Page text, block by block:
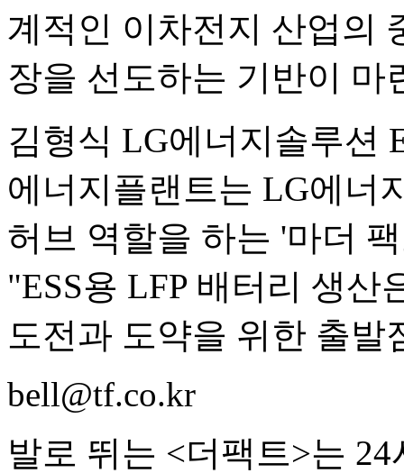
계적인 이차전지 산업의
장을 선도하는 기반이 마
김형식 LG에너지솔루션
에너지플랜트는 LG에너
허브 역할을 하는 '마더
"ESS용 LFP 배터리 생산
도전과 도약을 위한 출발
bell@tf.co.kr
발로 뛰는 <더팩트>는